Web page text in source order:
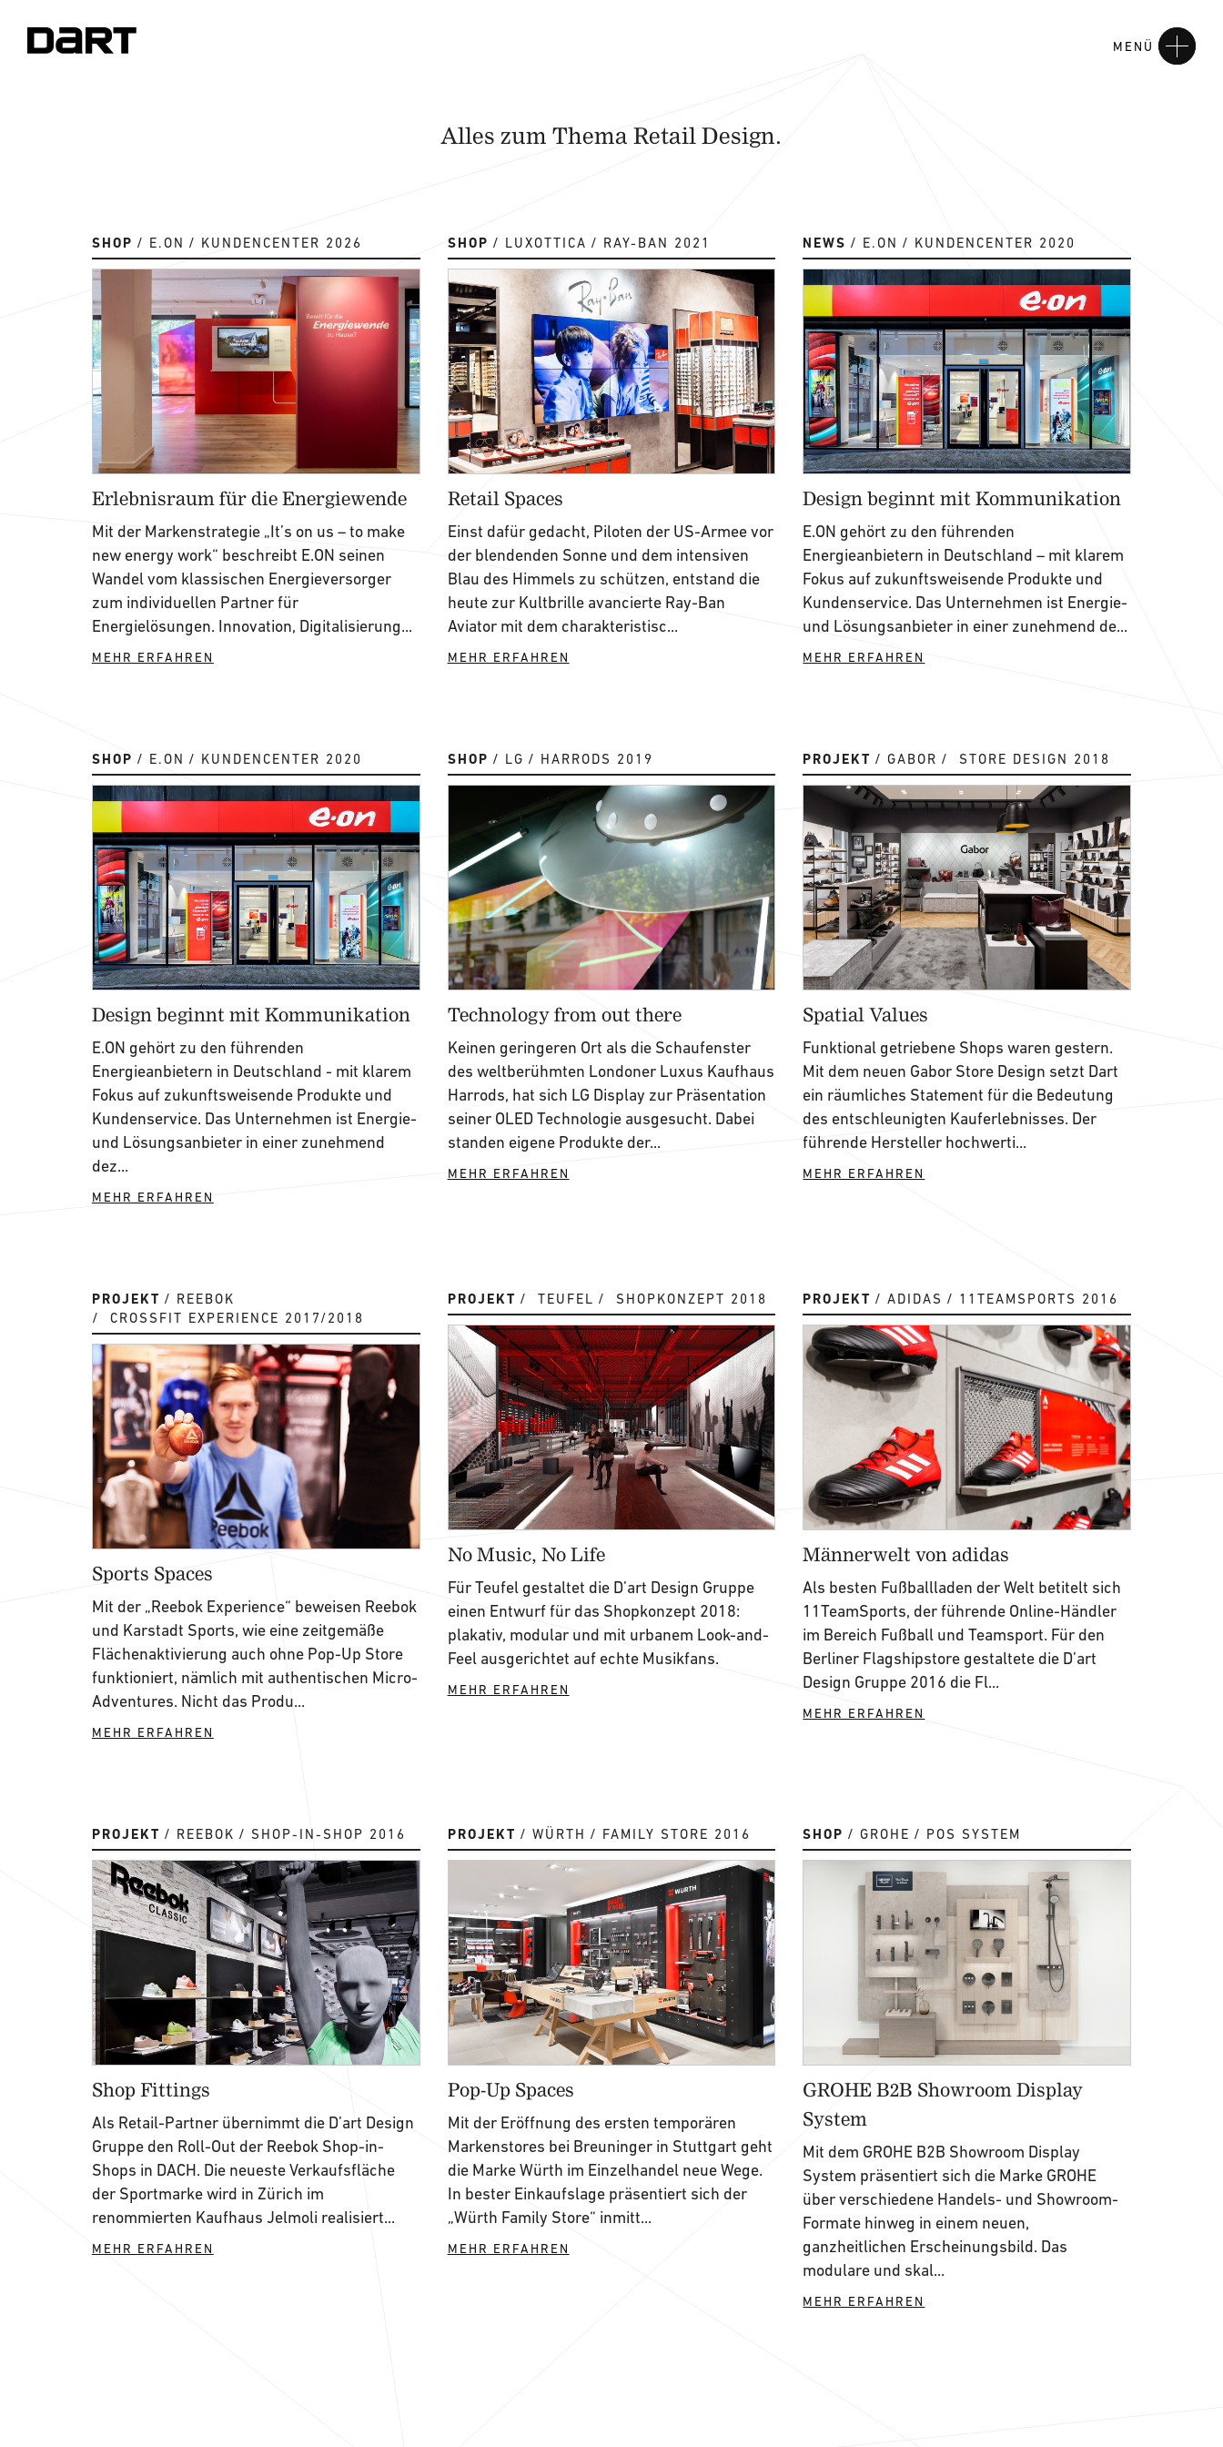
MENÜ
Alles zum Thema Retail Design.
SHOP E.ON KUNDENCENTER 2026
Erlebnisraum für die Energiewende
Mit der Markenstrategie „It’s on us – to make
new energy work“ beschreibt E.ON seinen
Wandel vom klassischen Energieversorger
zum individuellen Partner für
Energielösungen. Innovation, Digitalisierung...
MEHR ERFAHREN
SHOP LUXOTTICA RAY-BAN 2021
Retail Spaces
Einst dafür gedacht, Piloten der US-Armee vor
der blendenden Sonne und dem intensiven
Blau des Himmels zu schützen, entstand die
heute zur Kultbrille avancierte Ray-Ban
Aviator mit dem charakteristisc...
MEHR ERFAHREN
NEWS E.ON KUNDENCENTER 2020
Design beginnt mit Kommunikation
E.ON gehört zu den führenden
Energieanbietern in Deutschland – mit klarem
Fokus auf zukunftsweisende Produkte und
Kundenservice. Das Unternehmen ist Energie-
und Lösungsanbieter in einer zunehmend de...
MEHR ERFAHREN
SHOP E.ON KUNDENCENTER 2020
Design beginnt mit Kommunikation
E.ON gehört zu den führenden
Energieanbietern in Deutschland - mit klarem
Fokus auf zukunftsweisende Produkte und
Kundenservice. Das Unternehmen ist Energie-
und Lösungsanbieter in einer zunehmend
dez...
MEHR ERFAHREN
SHOP LG HARRODS 2019
Technology from out there
Keinen geringeren Ort als die Schaufenster
des weltberühmten Londoner Luxus Kaufhaus
Harrods, hat sich LG Display zur Präsentation
seiner OLED Technologie ausgesucht. Dabei
standen eigene Produkte der...
MEHR ERFAHREN
PROJEKT GABOR STORE DESIGN 2018
Spatial Values
Funktional getriebene Shops waren gestern.
Mit dem neuen Gabor Store Design setzt Dart
ein räumliches Statement für die Bedeutung
des entschleunigten Kauferlebnisses. Der
führende Hersteller hochwerti...
MEHR ERFAHREN
PROJEKT
REEBOK
CROSSFIT EXPERIENCE 2017/2018
Sports Spaces
Mit der „Reebok Experience“ beweisen Reebok
und Karstadt Sports, wie eine zeitgemäße
Flächenaktivierung auch ohne Pop-Up Store
funktioniert, nämlich mit authentischen Micro-
Adventures. Nicht das Produ...
MEHR ERFAHREN
PROJEKT TEUFEL SHOPKONZEPT 2018
No Music, No Life
Für Teufel gestaltet die D’art Design Gruppe
einen Entwurf für das Shopkonzept 2018:
plakativ, modular und mit urbanem Look-and-
Feel ausgerichtet auf echte Musikfans.
MEHR ERFAHREN
PROJEKT ADIDAS 11TEAMSPORTS 2016
Männerwelt von adidas
Als besten Fußballladen der Welt betitelt sich
11TeamSports, der führende Online-Händler
im Bereich Fußball und Teamsport. Für den
Berliner Flagshipstore gestaltete die D’art
Design Gruppe 2016 die Fl...
MEHR ERFAHREN
PROJEKT REEBOK SHOP-IN-SHOP 2016
Shop Fittings
Als Retail-Partner übernimmt die D’art Design
Gruppe den Roll-Out der Reebok Shop-in-
Shops in DACH. Die neueste Verkaufsfläche
der Sportmarke wird in Zürich im
renommierten Kaufhaus Jelmoli realisiert...
MEHR ERFAHREN
PROJEKT WÜRTH FAMILY STORE 2016
Pop-Up Spaces
Mit der Eröffnung des ersten temporären
Markenstores bei Breuninger in Stuttgart geht
die Marke Würth im Einzelhandel neue Wege.
In bester Einkaufslage präsentiert sich der
„Würth Family Store“ inmitt...
MEHR ERFAHREN
SHOP GROHE POS SYSTEM
GROHE B2B Showroom Display
System
Mit dem GROHE B2B Showroom Display
System präsentiert sich die Marke GROHE
über verschiedene Handels- und Showroom-
Formate hinweg in einem neuen,
ganzheitlichen Erscheinungsbild. Das
modulare und skal...
MEHR ERFAHREN